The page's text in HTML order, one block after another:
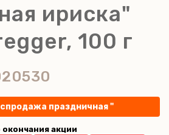
ириска"
100 г
праздничная "
окончания акции